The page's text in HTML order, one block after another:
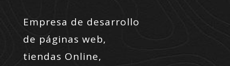
Empresa de desarrollo
de páginas web,
tiendas Online,